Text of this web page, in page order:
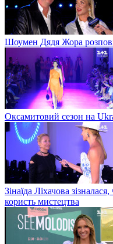
Шоумен Дядя Жора
Оксамитовий сезон на
Зінаїда Ліхачова
користь мистецтва